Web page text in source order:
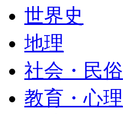
世界史
地理
社会・民俗
教育・心理